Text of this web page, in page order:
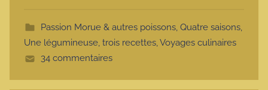
t
e
Passion Morue & autres poissons, Quatre saisons,
Une légumineuse, trois recettes,Voyages culinaires
34 commentaires